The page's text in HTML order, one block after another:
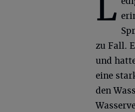
L
zu Fall.
und
eine
den